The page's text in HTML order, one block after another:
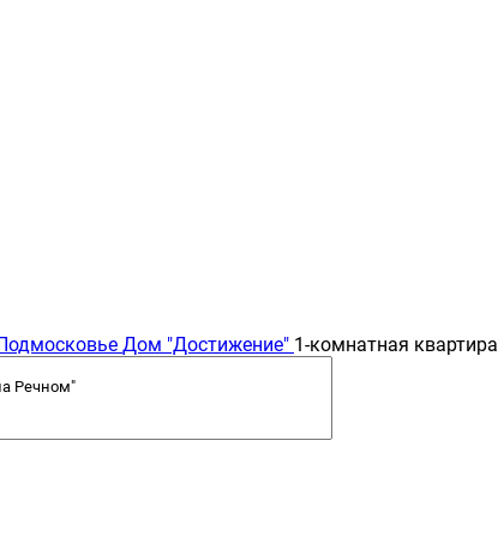
Дом "Достижение" 1-комнатная квартира